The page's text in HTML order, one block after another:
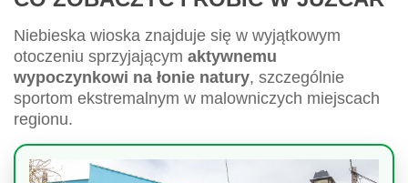
Niebieska wioska znajduje się w wyjątkowym
otoczeniu sprzyjającym aktywnemu
wypoczynkowi na łonie natury, szczególnie
sportom ekstremalnym w malowniczych miejscach
regionu.